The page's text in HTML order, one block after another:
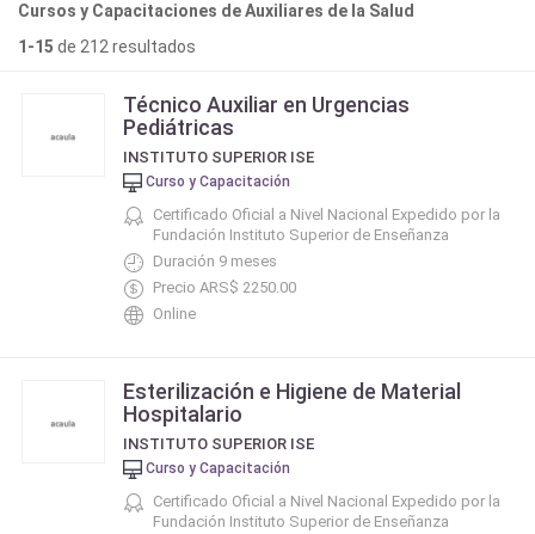
Cursos y Capacitaciones de Auxiliares de la Salud
1-15 de 212 resultados
Técnico Auxiliar en Urgencias
Pediátricas
INSTITUTO SUPERIOR ISE
Curso y Capacitación
Certificado Oficial a Nivel Nacional Expedido por la
Fundación Instituto Superior de Enseñanza
Duración 9 meses
Precio ARS$ 2250.00
Online
Esterilización e Higiene de Material
Hospitalario
INSTITUTO SUPERIOR ISE
Curso y Capacitación
Certificado Oficial a Nivel Nacional Expedido por la
Fundación Instituto Superior de Enseñanza